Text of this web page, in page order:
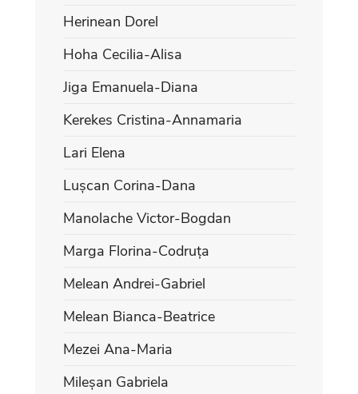
Herinean Dorel
Hoha Cecilia-Alisa
Jiga Emanuela-Diana
Kerekes Cristina-Annamaria
Lari Elena
Lușcan Corina-Dana
Manolache Victor-Bogdan
Marga Florina-Codruța
Melean Andrei-Gabriel
Melean Bianca-Beatrice
Mezei Ana-Maria
Mileșan Gabriela